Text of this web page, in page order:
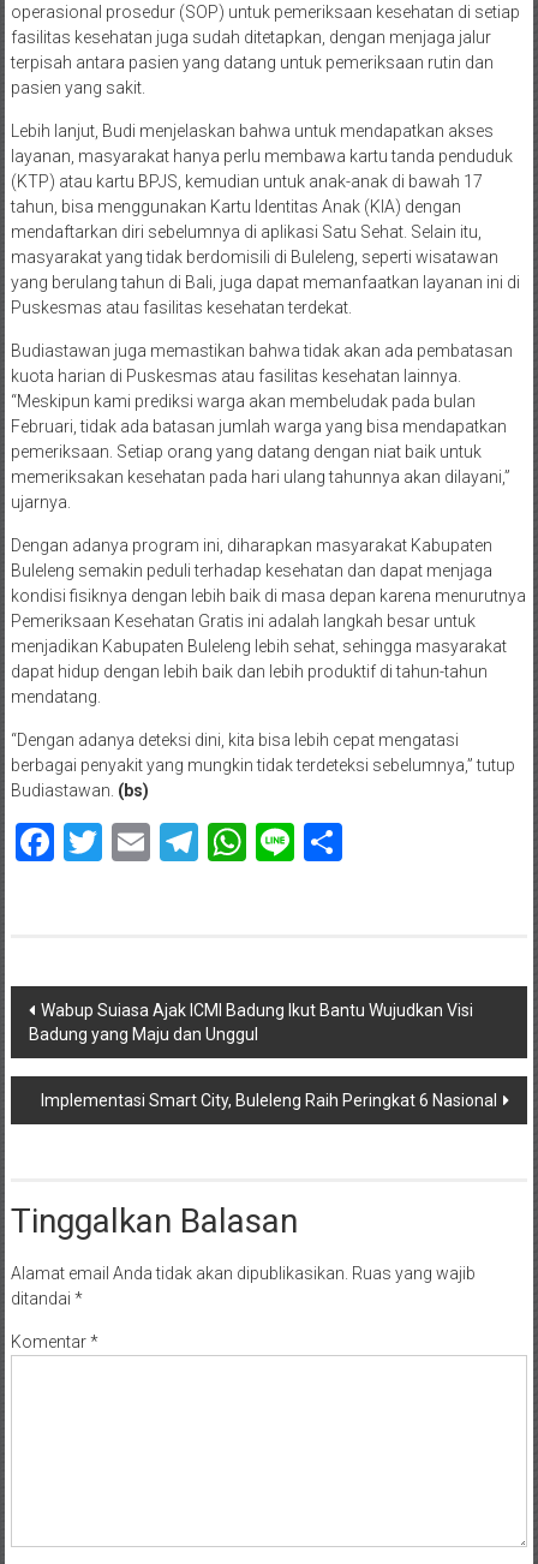
operasional prosedur (SOP) untuk pemeriksaan kesehatan di setiap
fasilitas kesehatan juga sudah ditetapkan, dengan menjaga jalur
terpisah antara pasien yang datang untuk pemeriksaan rutin dan
pasien yang sakit.
Lebih lanjut, Budi menjelaskan bahwa untuk mendapatkan akses
layanan, masyarakat hanya perlu membawa kartu tanda penduduk
(KTP) atau kartu BPJS, kemudian untuk anak-anak di bawah 17
tahun, bisa menggunakan Kartu Identitas Anak (KIA) dengan
mendaftarkan diri sebelumnya di aplikasi Satu Sehat. Selain itu,
masyarakat yang tidak berdomisili di Buleleng, seperti wisatawan
yang berulang tahun di Bali, juga dapat memanfaatkan layanan ini di
Puskesmas atau fasilitas kesehatan terdekat.
Budiastawan juga memastikan bahwa tidak akan ada pembatasan
kuota harian di Puskesmas atau fasilitas kesehatan lainnya.
“Meskipun kami prediksi warga akan membeludak pada bulan
Februari, tidak ada batasan jumlah warga yang bisa mendapatkan
pemeriksaan. Setiap orang yang datang dengan niat baik untuk
memeriksakan kesehatan pada hari ulang tahunnya akan dilayani,”
ujarnya.
Dengan adanya program ini, diharapkan masyarakat Kabupaten
Buleleng semakin peduli terhadap kesehatan dan dapat menjaga
kondisi fisiknya dengan lebih baik di masa depan karena menurutnya
Pemeriksaan Kesehatan Gratis ini adalah langkah besar untuk
menjadikan Kabupaten Buleleng lebih sehat, sehingga masyarakat
dapat hidup dengan lebih baik dan lebih produktif di tahun-tahun
mendatang.
“Dengan adanya deteksi dini, kita bisa lebih cepat mengatasi
berbagai penyakit yang mungkin tidak terdeteksi sebelumnya,” tutup
Budiastawan. (bs)
Facebook
Twitter
EmailTelegram
WhatsApp
LineShare
Navigasi
pos
Wabup Suiasa Ajak ICMI Badung Ikut Bantu Wujudkan Visi
Badung yang Maju dan Unggul
Implementasi Smart City, Buleleng Raih Peringkat 6 Nasional
Tinggalkan Balasan
Alamat email Anda tidak akan dipublikasikan. Ruas yang wajib
ditandai *
Komentar*